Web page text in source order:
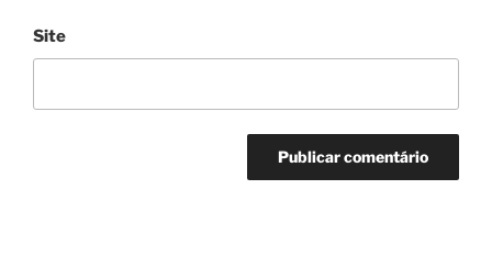
Site